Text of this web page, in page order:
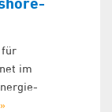
für
im